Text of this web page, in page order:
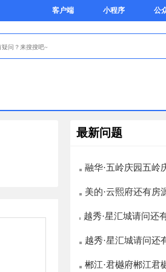
客户端 小程序 公
最新问题
融华·五岭庆园五岭
美的·云熙府还有房
越秀·星汇城请问还
楼层选择有哪些，
越秀·星汇城请问还
郴江·君樾府郴江君